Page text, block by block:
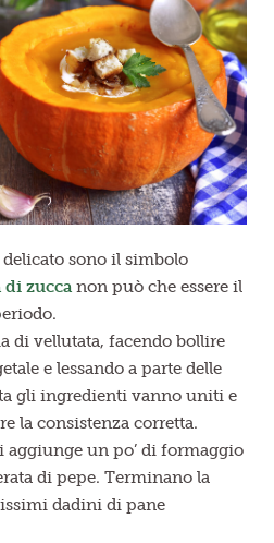
sono il simbolo
di zuccanon può che essere il
di vellutata, facendo bollire
e lessando a parte delle
gli ingredienti vanno uniti e
la consistenza corretta.
aggiunge un po’ di formaggio
di pepe. Terminano la
dadini di pane